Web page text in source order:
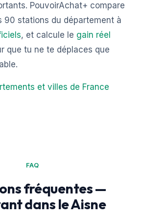
PouvoirAchat+ compare
90 stations du département à
, et calcule le gain réel
que tu ne te déplaces que
et villes de France
FAQ
fréquentes —
dans le Aisne